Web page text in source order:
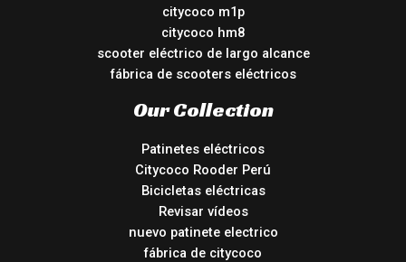
citycoco m1p
citycoco hm8
scooter eléctrico de largo alcance
fábrica de scooters eléctricos
Our Collection
Patinetes eléctricos
Citycoco Rooder Perú
Bicicletas eléctricas
Revisar vídeos
nuevo patinete electrico
fábrica de citycoco